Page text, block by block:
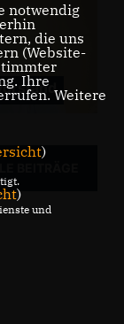
BEITRÄGE
notwendig
die uns
(Website-
Ihre
Weitere
)
)
und